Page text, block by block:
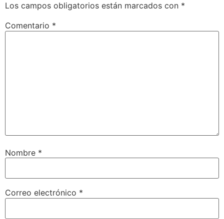
Los campos obligatorios están marcados con *
Comentario *
Nombre *
Correo electrónico *